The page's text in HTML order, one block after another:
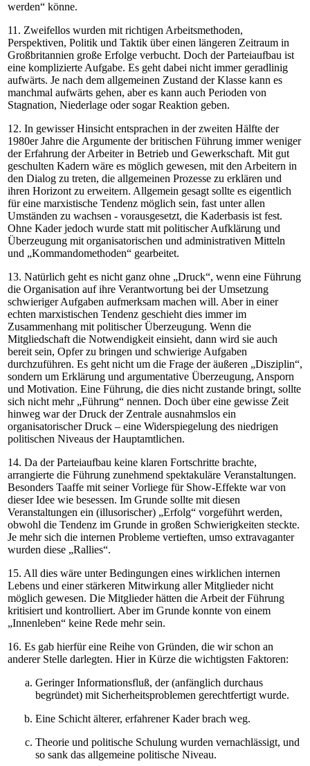
werden“ könne.
11. Zweifellos wurden mit richtigen Arbeitsmethoden,
Perspektiven, Politik und Taktik über einen längeren Zeitraum in
Großbritannien große Erfolge verbucht. Doch der Parteiaufbau ist
eine komplizierte Aufgabe. Es geht dabei nicht immer geradlinig
aufwärts. Je nach dem allgemeinen Zustand der Klasse kann es
manchmal aufwärts gehen, aber es kann auch Perioden von
Stagnation, Niederlage oder sogar Reaktion geben.
12. In gewisser Hinsicht entsprachen in der zweiten Hälfte der
1980er Jahre die Argumente der britischen Führung immer weniger
der Erfahrung der Arbeiter in Betrieb und Gewerkschaft. Mit gut
geschulten Kadern wäre es möglich gewesen, mit den Arbeitern in
den Dialog zu treten, die allgemeinen Prozesse zu erklären und
ihren Horizont zu erweitern. Allgemein gesagt sollte es eigentlich
für eine marxistische Tendenz möglich sein, fast unter allen
Umständen zu wachsen - vorausgesetzt, die Kaderbasis ist fest.
Ohne Kader jedoch wurde statt mit politischer Aufklärung und
Überzeugung mit organisatorischen und administrativen Mitteln
und „Kommandomethoden“ gearbeitet.
13. Natürlich geht es nicht ganz ohne „Druck“, wenn eine Führung
die Organisation auf ihre Verantwortung bei der Umsetzung
schwieriger Aufgaben aufmerksam machen will. Aber in einer
echten marxistischen Tendenz geschieht dies immer im
Zusammenhang mit politischer Überzeugung. Wenn die
Mitgliedschaft die Notwendigkeit einsieht, dann wird sie auch
bereit sein, Opfer zu bringen und schwierige Aufgaben
durchzuführen. Es geht nicht um die Frage der äußeren „Disziplin“,
sondern um Erklärung und argumentative Überzeugung, Ansporn
und Motivation. Eine Führung, die dies nicht zustande bringt, sollte
sich nicht mehr „Führung“ nennen. Doch über eine gewisse Zeit
hinweg war der Druck der Zentrale ausnahmslos ein
organisatorischer Druck – eine Widerspiegelung des niedrigen
politischen Niveaus der Hauptamtlichen.
14. Da der Parteiaufbau keine klaren Fortschritte brachte,
arrangierte die Führung zunehmend spektakuläre Veranstaltungen.
Besonders Taaffe mit seiner Vorliege für Show-Effekte war von
dieser Idee wie besessen. Im Grunde sollte mit diesen
Veranstaltungen ein (illusorischer) „Erfolg“ vorgeführt werden,
obwohl die Tendenz im Grunde in großen Schwierigkeiten steckte.
Je mehr sich die internen Probleme vertieften, umso extravaganter
wurden diese „Rallies“.
15. All dies wäre unter Bedingungen eines wirklichen internen
Lebens und einer stärkeren Mitwirkung aller Mitglieder nicht
möglich gewesen. Die Mitglieder hätten die Arbeit der Führung
kritisiert und kontrolliert. Aber im Grunde konnte von einem
„Innenleben“ keine Rede mehr sein.
16. Es gab hierfür eine Reihe von Gründen, die wir schon an
anderer Stelle darlegten. Hier in Kürze die wichtigsten Faktoren:
Geringer Informationsfluß, der (anfänglich durchaus
begründet) mit Sicherheitsproblemen gerechtfertigt wurde.
Eine Schicht älterer, erfahrener Kader brach weg.
Theorie und politische Schulung wurden vernachlässigt, und
so sank das allgemeine politische Niveau.